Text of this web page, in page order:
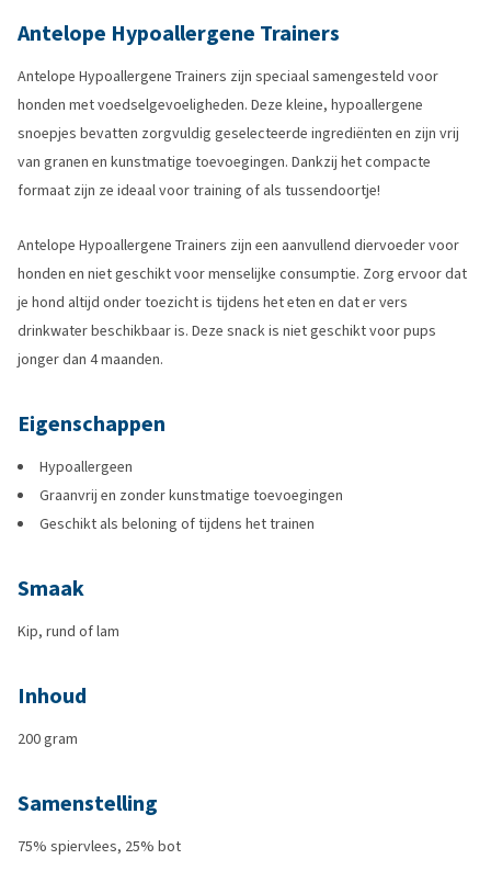
Antelope Hypoallergene Trainers
Antelope Hypoallergene Trainers zijn speciaal samengesteld voor
honden met voedselgevoeligheden. Deze kleine, hypoallergene
snoepjes bevatten zorgvuldig geselecteerde ingrediënten en zijn vrij
van granen en kunstmatige toevoegingen. Dankzij het compacte
formaat zijn ze ideaal voor training of als tussendoortje!
Antelope Hypoallergene Trainers zijn een aanvullend diervoeder voor
honden en niet geschikt voor menselijke consumptie. Zorg ervoor dat
je hond altijd onder toezicht is tijdens het eten en dat er vers
drinkwater beschikbaar is. Deze snack is niet geschikt voor pups
jonger dan 4 maanden.
Eigenschappen
Hypoallergeen
Graanvrij en zonder kunstmatige toevoegingen
Geschikt als beloning of tijdens het trainen
Smaak
Kip, rund of lam
Inhoud
200 gram
Samenstelling
75% spiervlees, 25% bot